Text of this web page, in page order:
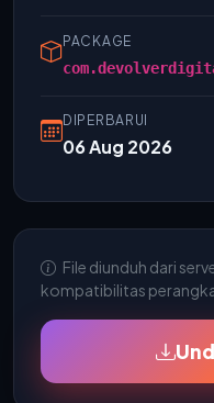
PACKAGE
DIPERBARUI
06 Aug 2026
File diunduh dari
kompatibilitas